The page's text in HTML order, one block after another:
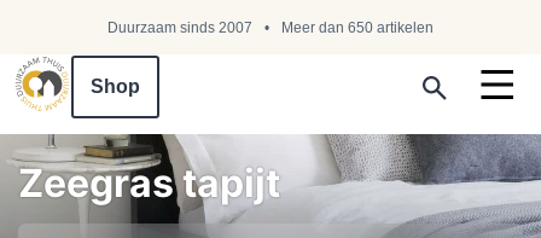
Duurzaam sinds 2007 Meer dan 650 artikelen
Shop
Zeegras tapijt